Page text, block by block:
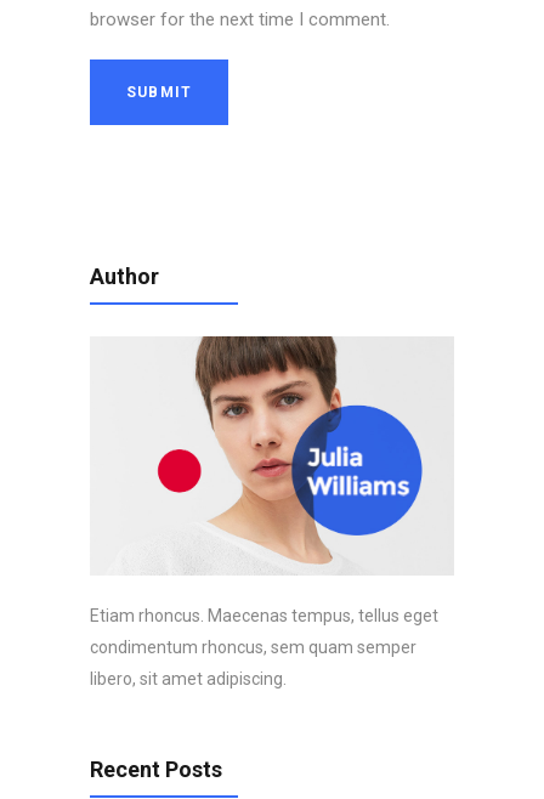
browser for the next time I comment.
Author
Etiam rhoncus. Maecenas tempus, tellus eget
condimentum rhoncus, sem quam semper
libero, sit amet adipiscing.
Recent Posts